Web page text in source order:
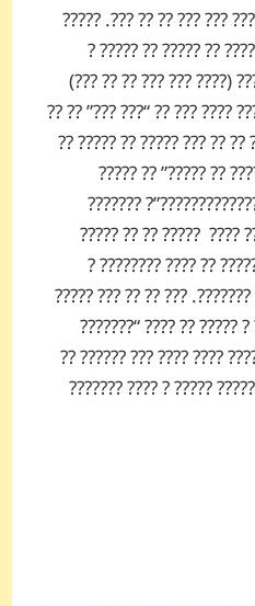
??????? ???? ??? ????? ??
??? ?? ????? ?????
????? ?? ??????? ??
??????? ?? ??????? ??
???? ?????? ??? ???. ???
?? ?????? ?????
“??????? ?????????”
???????? ??????? ??
???????. ?????
????????? “????
??? ????????. ??? ???
????? ?? ?????” ??????. ??
??? ????? ?????? ?????